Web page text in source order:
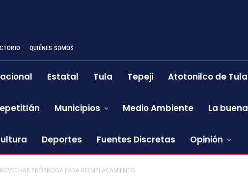
QUIÉNES SOMOS
Estatal Tula Tepeji Atotonilco de Tula
Municipios Medio Ambiente La buena
Deportes Fuentes Discretas Opinión
PRÓRROGA PARA REEMPLACAMIENTO